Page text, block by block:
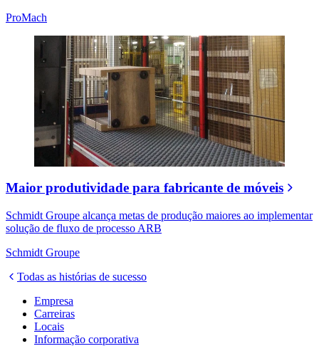
ProMach
Maior produtividade para fabricante de móveis
Schmidt Groupe alcança metas de produção maiores ao implementar
solução de fluxo de processo ARB
Schmidt Groupe
Todas as histórias de sucesso
Empresa
Carreiras
Locais
Informação corporativa